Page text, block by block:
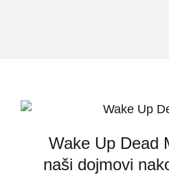
Wake Up Dead
naši dojmovi